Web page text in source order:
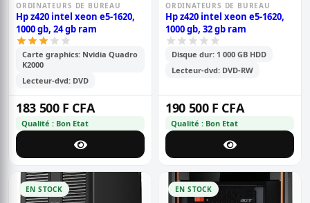
ORDINATEURS DE BUREAU
Hp z420 intel xeon e5-1620,
1000 gb, 24 gb ram
Carte graphics: Nvidia Quadro
K2000
Lecteur-dvd: DVD
183 500 F CFA
Qualité : Bon Etat
ORDINATEURS DE BUREAU
Hp z420 intel xeon e5-1620,
1000 gb, 32 gb ram
Disque dur: 1 000 GB HDD
Lecteur-dvd: DVD-RW
190 500 F CFA
Qualité : Bon Etat
EN STOCK EN STOCK